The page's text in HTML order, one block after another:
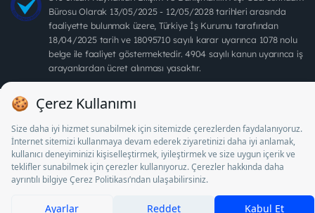
Bürosu Olarak 13/05/2025 - 12/05/2028 tarihleri arasında
faaliyette bulunmak üzere, Türkiye İş Kurumu tarafından
18/04/2025 tarih ve 18095710 sayılı karar uyarınca 1078 nolu
belge ile faaliyet göstermektedir. 4904 sayılı kanun uyarınca iş
arayanlardan ücret alınması yasaktır.